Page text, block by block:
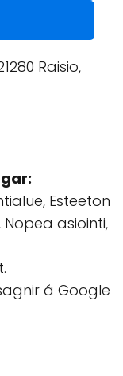
Raisio,
Esteetön
asiointi,
á Google